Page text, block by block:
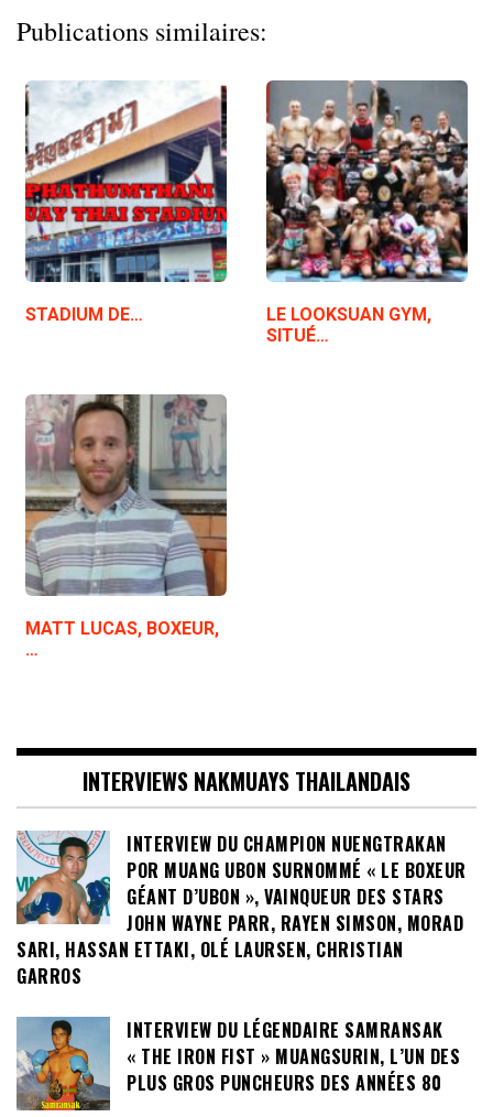
Publications similaires:
STADIUM DE…
LE LOOKSUAN GYM,
SITUÉ…
MATT LUCAS, BOXEUR,
…
INTERVIEWS NAKMUAYS THAILANDAIS
INTERVIEW DU CHAMPION NUENGTRAKAN
POR MUANG UBON SURNOMMÉ « LE BOXEUR
GÉANT D’UBON », VAINQUEUR DES STARS
JOHN WAYNE PARR, RAYEN SIMSON, MORAD
SARI, HASSAN ETTAKI, OLÉ LAURSEN, CHRISTIAN
GARROS
INTERVIEW DU LÉGENDAIRE SAMRANSAK
« THE IRON FIST » MUANGSURIN, L’UN DES
PLUS GROS PUNCHEURS DES ANNÉES 80